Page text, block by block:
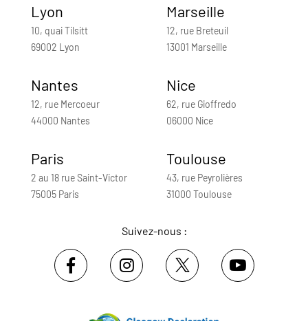
Lyon
10, quai Tilsitt
69002 Lyon
Marseille
12, rue Breteuil
13001 Marseille
Nantes
12, rue Mercoeur
44000 Nantes
Nice
62, rue Gioffredo
06000 Nice
Paris
2 au 18 rue Saint-Victor
75005 Paris
Toulouse
43, rue Peyrolières
31000 Toulouse
Suivez-nous :